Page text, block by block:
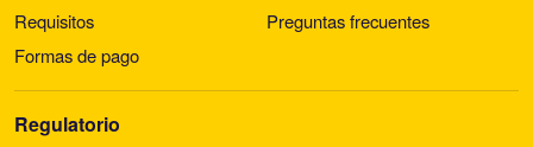
Requisitos
Preguntas frecuentes
Formas de pago
Regulatorio